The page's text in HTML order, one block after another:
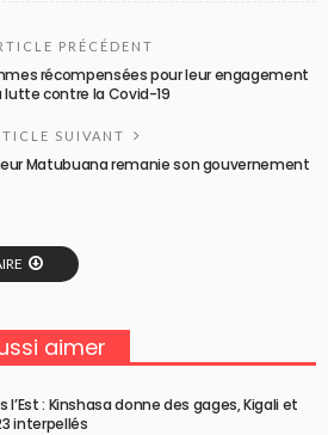
PRÉCÉDENT
récompensées pour leur engagement
lutte contre la Covid-19
SUIVANT
Matubuana remanie son gouvernement
aimer
l’Est : Kinshasa donne des gages, Kigali et
interpellés